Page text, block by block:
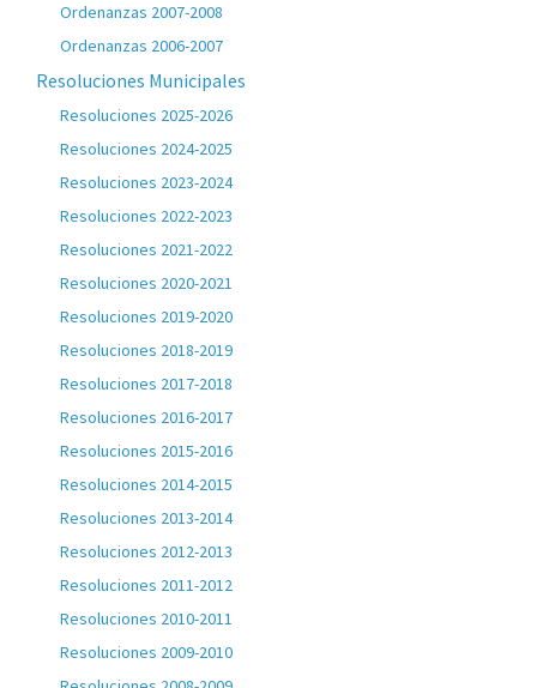
Ordenanzas 2007-2008
Ordenanzas 2006-2007
Resoluciones Municipales
Resoluciones 2025-2026
Resoluciones 2024-2025
Resoluciones 2023-2024
Resoluciones 2022-2023
Resoluciones 2021-2022
Resoluciones 2020-2021
Resoluciones 2019-2020
Resoluciones 2018-2019
Resoluciones 2017-2018
Resoluciones 2016-2017
Resoluciones 2015-2016
Resoluciones 2014-2015
Resoluciones 2013-2014
Resoluciones 2012-2013
Resoluciones 2011-2012
Resoluciones 2010-2011
Resoluciones 2009-2010